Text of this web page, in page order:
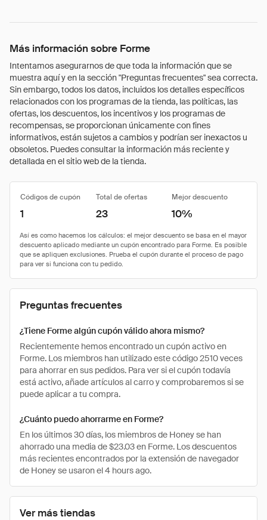
Más información sobre Forme
Intentamos asegurarnos de que toda la información que se
muestra aquí y en la sección "Preguntas frecuentes" sea correcta.
Sin embargo, todos los datos, incluidos los detalles específicos
relacionados con los programas de la tienda, las políticas, las
ofertas, los descuentos, los incentivos y los programas de
recompensas, se proporcionan únicamente con fines
informativos, están sujetos a cambios y podrían ser inexactos u
obsoletos. Puedes consultar la información más reciente y
detallada en el sitio web de la tienda.
Ver más tiendas
Códigos de cupón Total de ofertas Mejor descuento
1 23 10%
Preguntas frecuentes
¿Tiene Forme algún cupón válido ahora mismo?
Recientemente hemos encontrado un cupón activo en
Forme. Los miembros han utilizado este código 2510 veces
para ahorrar en sus pedidos. Para ver si el cupón todavía
está activo, añade artículos al carro y comprobaremos si se
puede aplicar a tu compra.
¿Cuánto puedo ahorrarme en Forme?
En los últimos 30 días, los miembros de Honey se han
ahorrado una media de $23.03 en Forme. Los descuentos
más recientes encontrados por la extensión de navegador
de Honey se usaron el 4 hours ago.